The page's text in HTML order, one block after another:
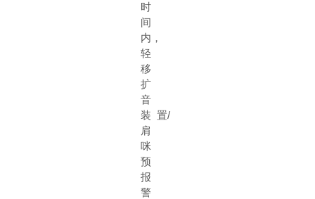
时
间
内，
轻
移
扩
音
装 置/
肩
咪
预
报
警